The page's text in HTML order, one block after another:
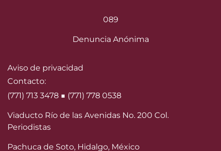
089
Denuncia Anónima
Aviso de privacidad
Contacto:
(771) 713 3478 ■ (771) 778 0538
Viaducto Río de las Avenidas No. 200 Col.
Periodistas
Pachuca de Soto, Hidalgo, México